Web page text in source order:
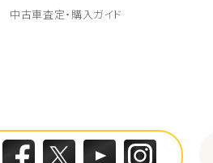
中古車査定・購入ガイド